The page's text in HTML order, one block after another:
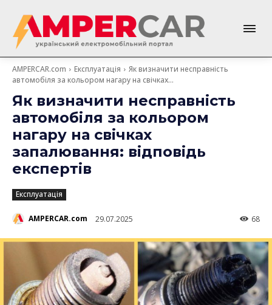
AMPERCAR.com Експлуатація
Як визначити несправність
автомобіля за кольором нагару на свічках...
Як визначити несправність
автомобіля за кольором
нагару на свічках
запалювання: відповідь
експертів
Експлуатація
AMPERCAR.com 29.07.2025 68